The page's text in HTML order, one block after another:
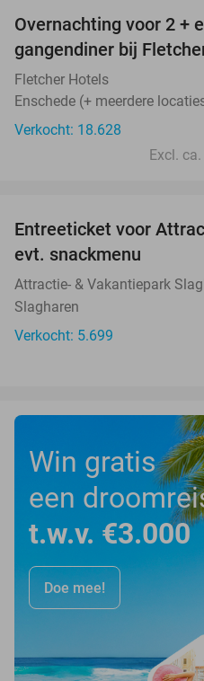
Overnachting voor 2 +
gangendiner bij
Fletcher Hotels
Enschede (+ meerdere
Verkocht: 18.628
Excl.
Entreeticket voor
evt. snackmenu
Attractie- & Vakantiepark
Slagharen
Verkocht: 5.699
Win gratis
een
t.w.v. €3.000
Doe mee!